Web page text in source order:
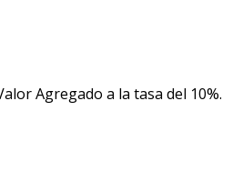
Agregado a la tasa del 10%.